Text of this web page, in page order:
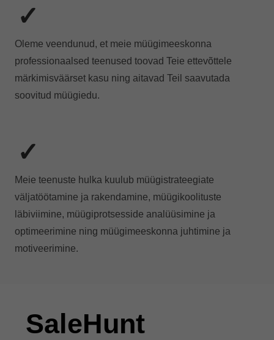
✓
Oleme veendunud, et meie müügimeeskonna
professionaalsed teenused toovad Teie ettevõttele
märkimisväärset kasu ning aitavad Teil saavutada
soovitud müügiedu.
✓
Meie teenuste hulka kuulub müügistrateegiate
väljatöötamine ja rakendamine, müügikoolituste
läbiviimine, müügiprotsesside analüüsimine ja
optimeerimine ning müügimeeskonna juhtimine ja
motiveerimine.
SaleHunt